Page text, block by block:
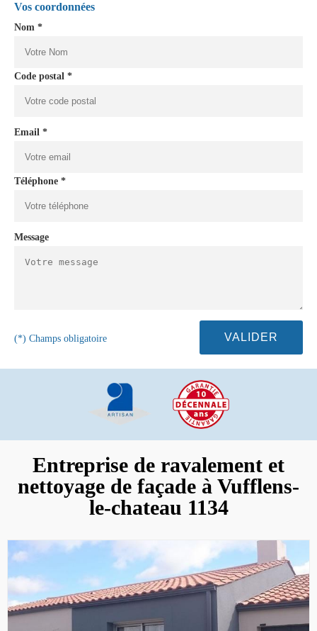
Vos coordonnées
Nom *
Code postal *
Email *
Téléphone *
Message
(*) Champs obligatoire
Entreprise de ravalement et
nettoyage de façade à Vufflens-
le-chateau 1134